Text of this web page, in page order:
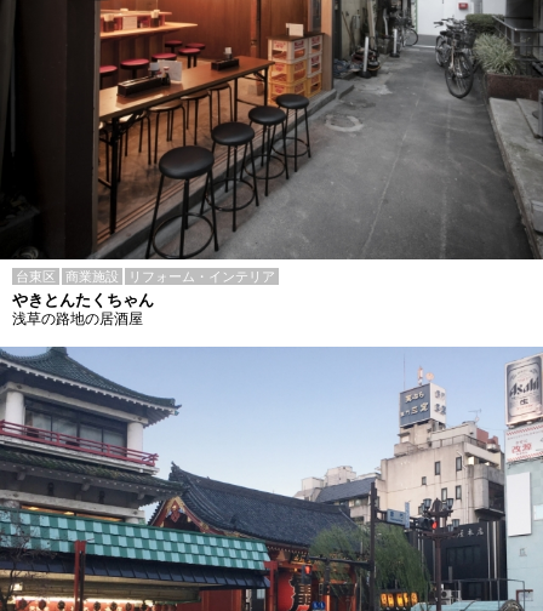
台東区 商業施設 リフォーム・インテリア
やきとんたくちゃん
浅草の路地の居酒屋